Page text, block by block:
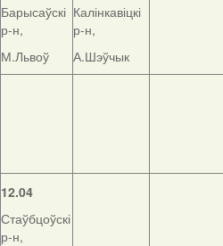
Барысаўскі
р-н,
М.Львоў
Калінкавіцкі
р-н,
А.Шэўчык
12.04
Стаўбцоўскі
р-н,